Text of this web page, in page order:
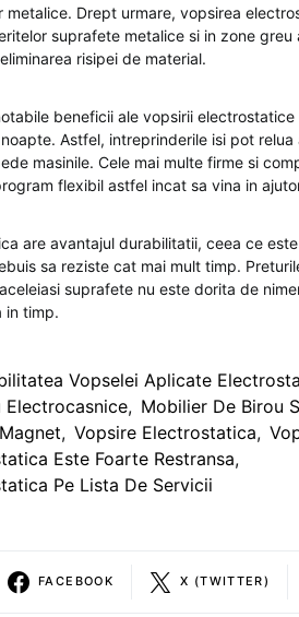
metalice. Drept urmare, vopsirea
suprafete metalice si in zone
risipei de material.
beneficii ale vopsirii
Astfel, intreprinderile isi pot
masinile. Cele mai multe firme si
flexibil astfel incat sa vina in
are avantajul durabilitatii, ceea ce
sa reziste cat mai mult timp.
suprafete nu este dorita de
in timp.
Vopselei Aplicate
Electrocasnice, Mobilier De Birou
, Vopsire Electrostatica,
Este Foarte Restransa,
Pe Lista De Servicii
FACEBOOK X (TWITTER)